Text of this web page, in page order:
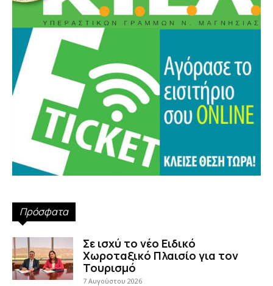
Πρόσφατα
Σε ισχύ το νέο Ειδικό
Χωροταξικό Πλαισίο για τον
Τουρισμό
7 Αυγούστου 2026